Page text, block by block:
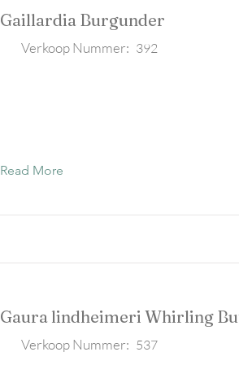
Gaillardia Burgunder
Verkoop Nummer: 392
Read More
Gaura lindheimeri Whirling
Verkoop Nummer: 537